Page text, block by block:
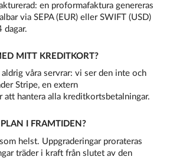
en proformafaktura genereras
via SEPA (EUR) eller SWIFT (USD)
dagar.
MITT KREDITKORT?
våra servrar: vi ser den inte och
Stripe, en extern
att hantera alla kreditkortsbetalningar.
I FRAMTIDEN?
helst. Uppgraderingar prorateras
träder i kraft från slutet av den